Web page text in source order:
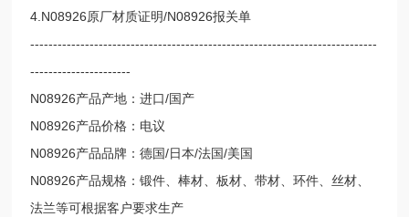
4.N08926原厂材质证明/N08926报关单
----------------------------------------------------------------------------
----------------------
N08926产品产地：进口/国产
N08926产品价格：电议
N08926产品品牌：德国/日本/法国/美国
N08926产品规格：锻件、棒材、板材、带材、环件、丝材、
法兰等可根据客户要求生产